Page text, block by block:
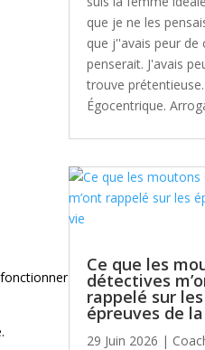
que je ne les
que j''avais peur de
penserait. J'avais
trouve prétentieuse.
Égocentrique.
Ce que les
détectives
rappelé sur les
épreuves de
29 Juin 2026 |